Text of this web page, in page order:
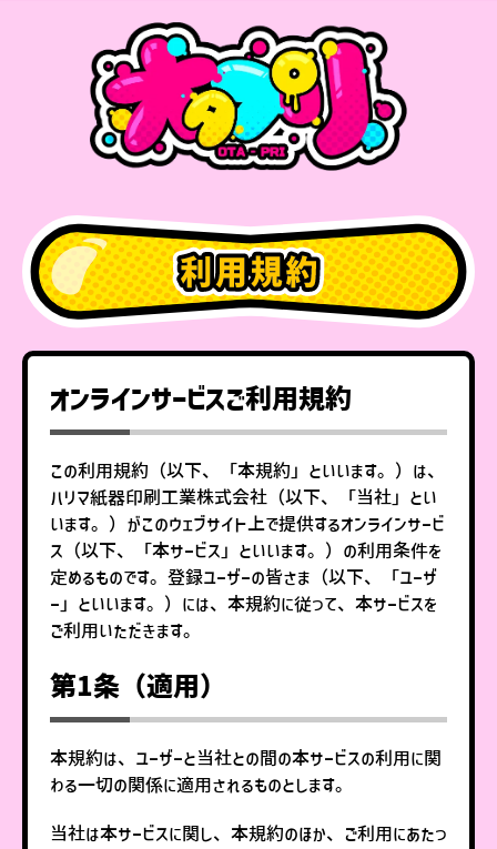
オンラインサービスご利用規約
この利用規約（以下、「本規約」といいます。）は、
ハリマ紙器印刷工業株式会社（以下、「当社」とい
います。）がこのウェブサイト上で提供するオンラインサービ
ス（以下、「本サービス」といいます。）の利用条件を
定めるものです。登録ユーザーの皆さま（以下、「ユーザ
ー」といいます。）には、本規約に従って、本サービスを
ご利用いただきます。
第1条（適用）
本規約は、ユーザーと当社との間の本サービスの利用に関
わる一切の関係に適用されるものとします。
当社は本サービスに関し、本規約のほか、ご利用にあたっ